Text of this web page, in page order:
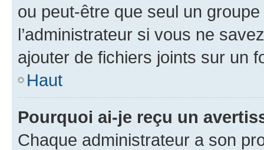
ou peut-être que seul un
l’administrateur si vous ne
ajouter de fichiers joints sur un
Haut
Pourquoi ai-je reçu un
Chaque administrateur a son